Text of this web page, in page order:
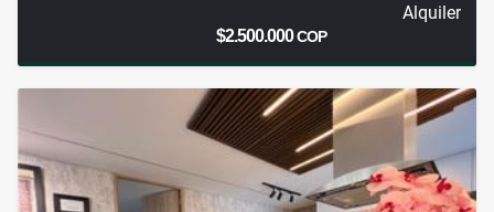
Alquiler
$2.500.000COP